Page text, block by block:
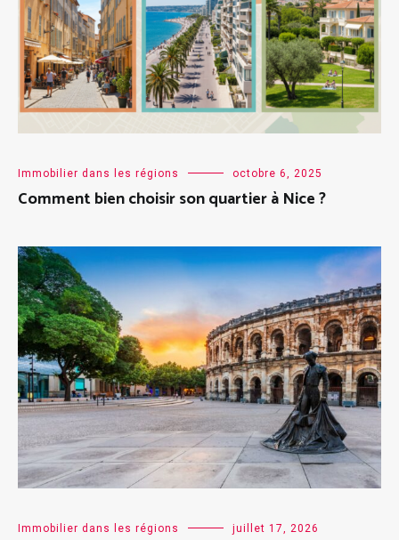
Immobilier dans les régions octobre 6, 2025
Comment bien choisir son quartier à Nice ?
Immobilier dans les régions juillet 17, 2026